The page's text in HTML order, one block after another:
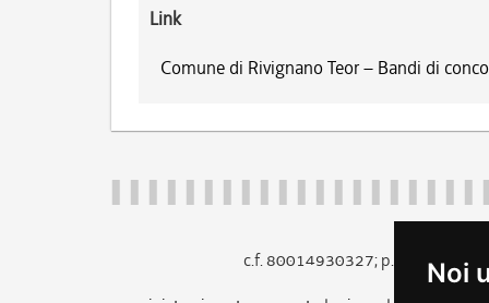
Noi
Link
Comune di Rivignano Teor – Bandi di
c.f. 80014930327; p.iva